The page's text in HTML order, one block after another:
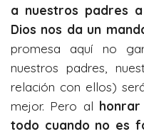
a nuestros padres
Dios nos da un
promesa aquí no
nuestros padres,
relación con ellos)
mejor. Pero al
todo cuando no es